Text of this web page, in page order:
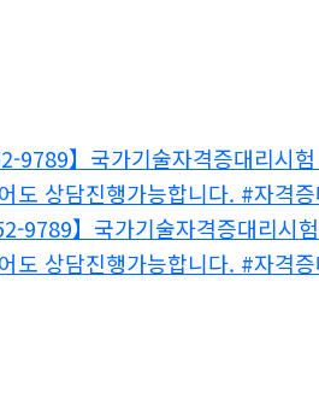
】국가기술자격증대리시험
상담진행가능합니다. #자격증
】국가기술자격증대리시
상담진행가능합니다. #자격증